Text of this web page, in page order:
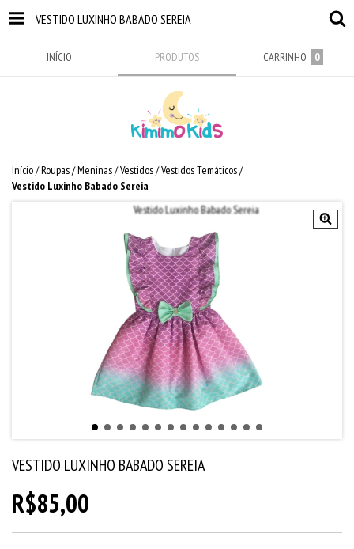
VESTIDO LUXINHO BABADO SEREIA
INÍCIO PRODUTOS CARRINHO 0
Início/Roupas/Meninas/Vestidos/Vestidos Temáticos/
Vestido Luxinho Babado Sereia
VESTIDO LUXINHO BABADO SEREIA
R$85,00